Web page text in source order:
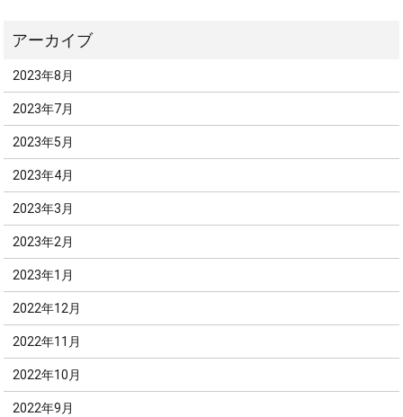
2023年8月
2023年7月
2023年5月
2023年4月
2023年3月
2023年2月
2023年1月
2022年12月
2022年11月
2022年10月
2022年9月